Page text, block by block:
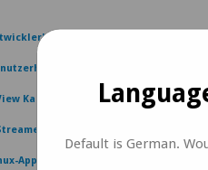
Erste Schritte
Kamera Bau- und
Nutzungsanleitung
App-Benutzerhandbuch
Default is German.